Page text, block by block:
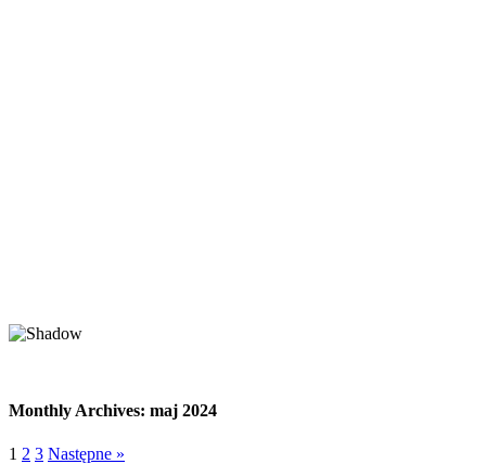
Monthly Archives: maj 2024
1 2 3 Następne »